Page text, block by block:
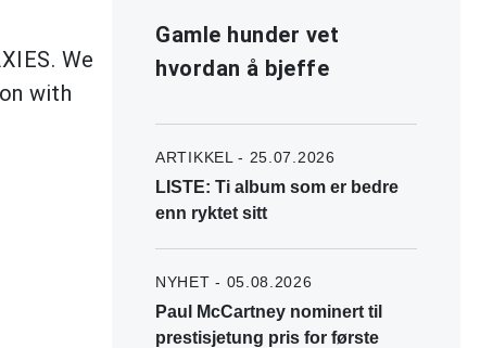
We
with
Gamle hunder vet
hvordan å bjeffe
ARTIKKEL - 25.07.2026
LISTE: Ti album som er bedre
enn ryktet sitt
NYHET - 05.08.2026
Paul McCartney nominert til
prestisjetung pris for første